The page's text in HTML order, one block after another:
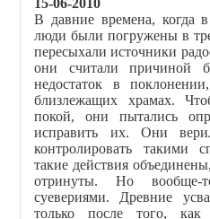
15-06-2010
В давние времена, когда
люди были погружены в
пересыхали источники
они считали причиной
недостаток в
близлежащих храмах.
покой, они пытались
исправить их. Они
контролировать
такие действия
отринуты. Но
суевериями. Древние
только после того,